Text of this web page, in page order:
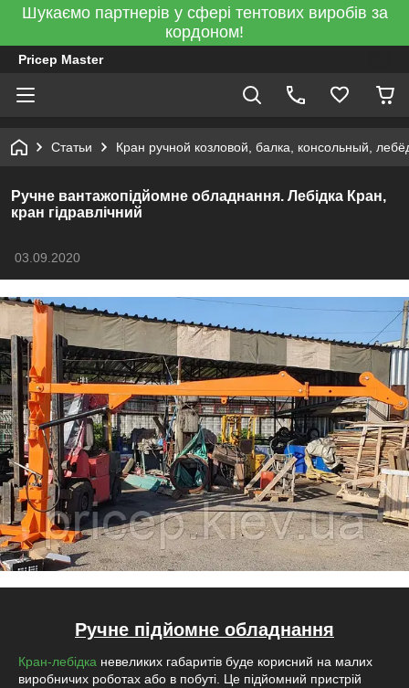
Шукаємо партнерів у сфері тентових виробів за
кордоном!
Pricep Master
Статьи Кран ручной козловой, балка, консольный,
Ручне вантажопідйомне обладнання. Лебідка Кран,
кран гідравлічний
03.09.2020
Ручне підйомне обладнання
Кран-лебідка невеликих габаритів буде корисний на малих
виробничих роботах або в побуті. Це підйомний пристрій